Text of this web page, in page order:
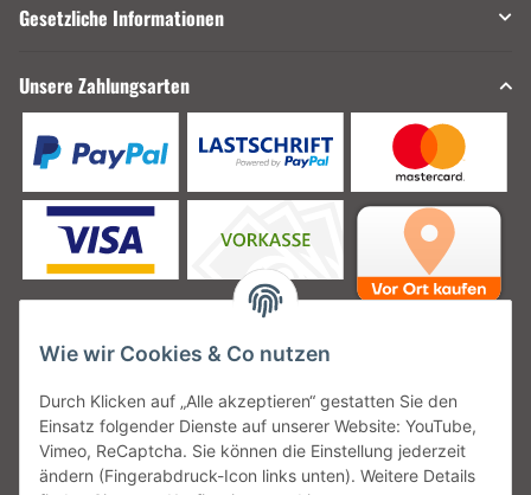
Gesetzliche Informationen
Unsere Zahlungsarten
Unsere Versanddienstleister
Wie wir Cookies & Co nutzen
Durch Klicken auf „Alle akzeptieren“ gestatten Sie den
Einsatz folgender Dienste auf unserer Website: YouTube,
Vimeo, ReCaptcha. Sie können die Einstellung jederzeit
ändern (Fingerabdruck-Icon links unten). Weitere Details